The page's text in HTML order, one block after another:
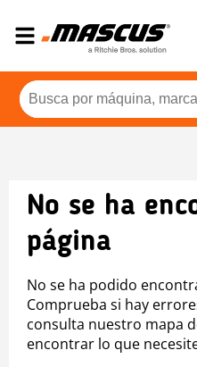
No se ha
página
No se ha podido
Comprueba si hay
consulta nuestro mapa
encontrar lo que